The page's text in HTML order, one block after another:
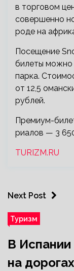
в торговом
совершенно
роде на
Посещение
билеты можно
парка.
от 12,5
рублей.
Премиум-
риалов — 3
TURIZM.RU
Next Post
Туризм
В Испании
на